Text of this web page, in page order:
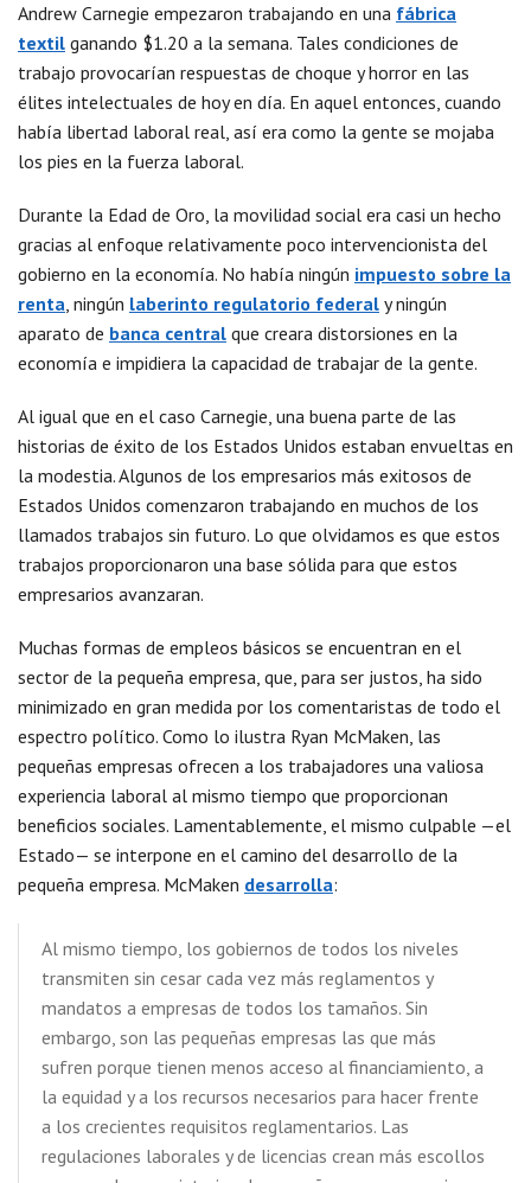
Andrew Carnegie empezaron trabajando en una fábrica
textil ganando $1.20 a la semana. Tales condiciones de
trabajo provocarían respuestas de choque y horror en las
élites intelectuales de hoy en día. En aquel entonces, cuando
había libertad laboral real, así era como la gente se mojaba
los pies en la fuerza laboral.
Durante la Edad de Oro, la movilidad social era casi un hecho
gracias al enfoque relativamente poco intervencionista del
gobierno en la economía. No había ningún impuesto sobre la
renta, ningún laberinto regulatorio federal y ningún
aparato de banca central que creara distorsiones en la
economía e impidiera la capacidad de trabajar de la gente.
Al igual que en el caso Carnegie, una buena parte de las
historias de éxito de los Estados Unidos estaban envueltas en
la modestia. Algunos de los empresarios más exitosos de
Estados Unidos comenzaron trabajando en muchos de los
llamados trabajos sin futuro. Lo que olvidamos es que estos
trabajos proporcionaron una base sólida para que estos
empresarios avanzaran.
Muchas formas de empleos básicos se encuentran en el
sector de la pequeña empresa, que, para ser justos, ha sido
minimizado en gran medida por los comentaristas de todo el
espectro político. Como lo ilustra Ryan McMaken, las
pequeñas empresas ofrecen a los trabajadores una valiosa
experiencia laboral al mismo tiempo que proporcionan
beneficios sociales. Lamentablemente, el mismo culpable —el
Estado— se interpone en el camino del desarrollo de la
pequeña empresa. McMaken desarrolla:
Al mismo tiempo, los gobiernos de todos los niveles
transmiten sin cesar cada vez más reglamentos y
mandatos a empresas de todos los tamaños. Sin
embargo, son las pequeñas empresas las que más
sufren porque tienen menos acceso al financiamiento, a
la equidad y a los recursos necesarios para hacer frente
a los crecientes requisitos reglamentarios. Las
regulaciones laborales y de licencias crean más escollos